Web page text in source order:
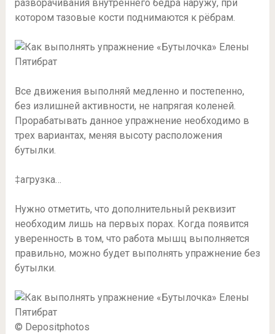
разворачивания внутреннего бедра наружу, при
котором тазовые кости поднимаются к рёбрам.
Все движения выполняй медленно и постепенно,
без излишней активности, не напрягая коленей.
Прорабатывать данное упражнение необходимо в
трех вариантах, меняя высоту расположения
бутылки.
‡агрузка…
Нужно отметить, что дополнительный реквизит
необходим лишь на первых порах. Когда появится
уверенность в том, что работа мышц выполняется
правильно, можно будет выполнять упражнение без
бутылки.
© Depositphotos